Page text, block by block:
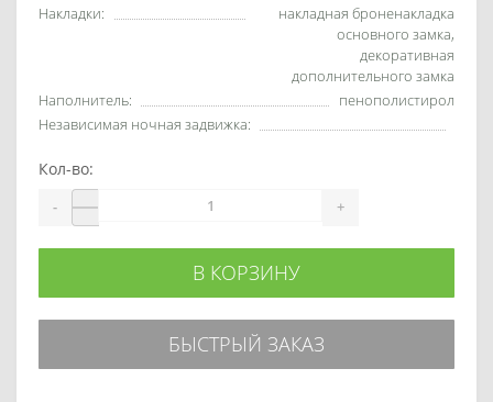
Накладки:
накладная броненакладка
основного замка,
декоративная
дополнительного замка
Наполнитель:
пенополистирол
Независимая ночная задвижка:
Кол-во:
- +
В КОРЗИНУ
БЫСТРЫЙ ЗАКАЗ